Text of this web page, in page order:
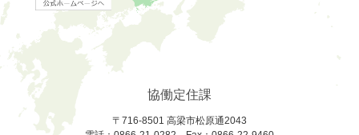
協働定住課
〒716-8501 高梁市松原通2043